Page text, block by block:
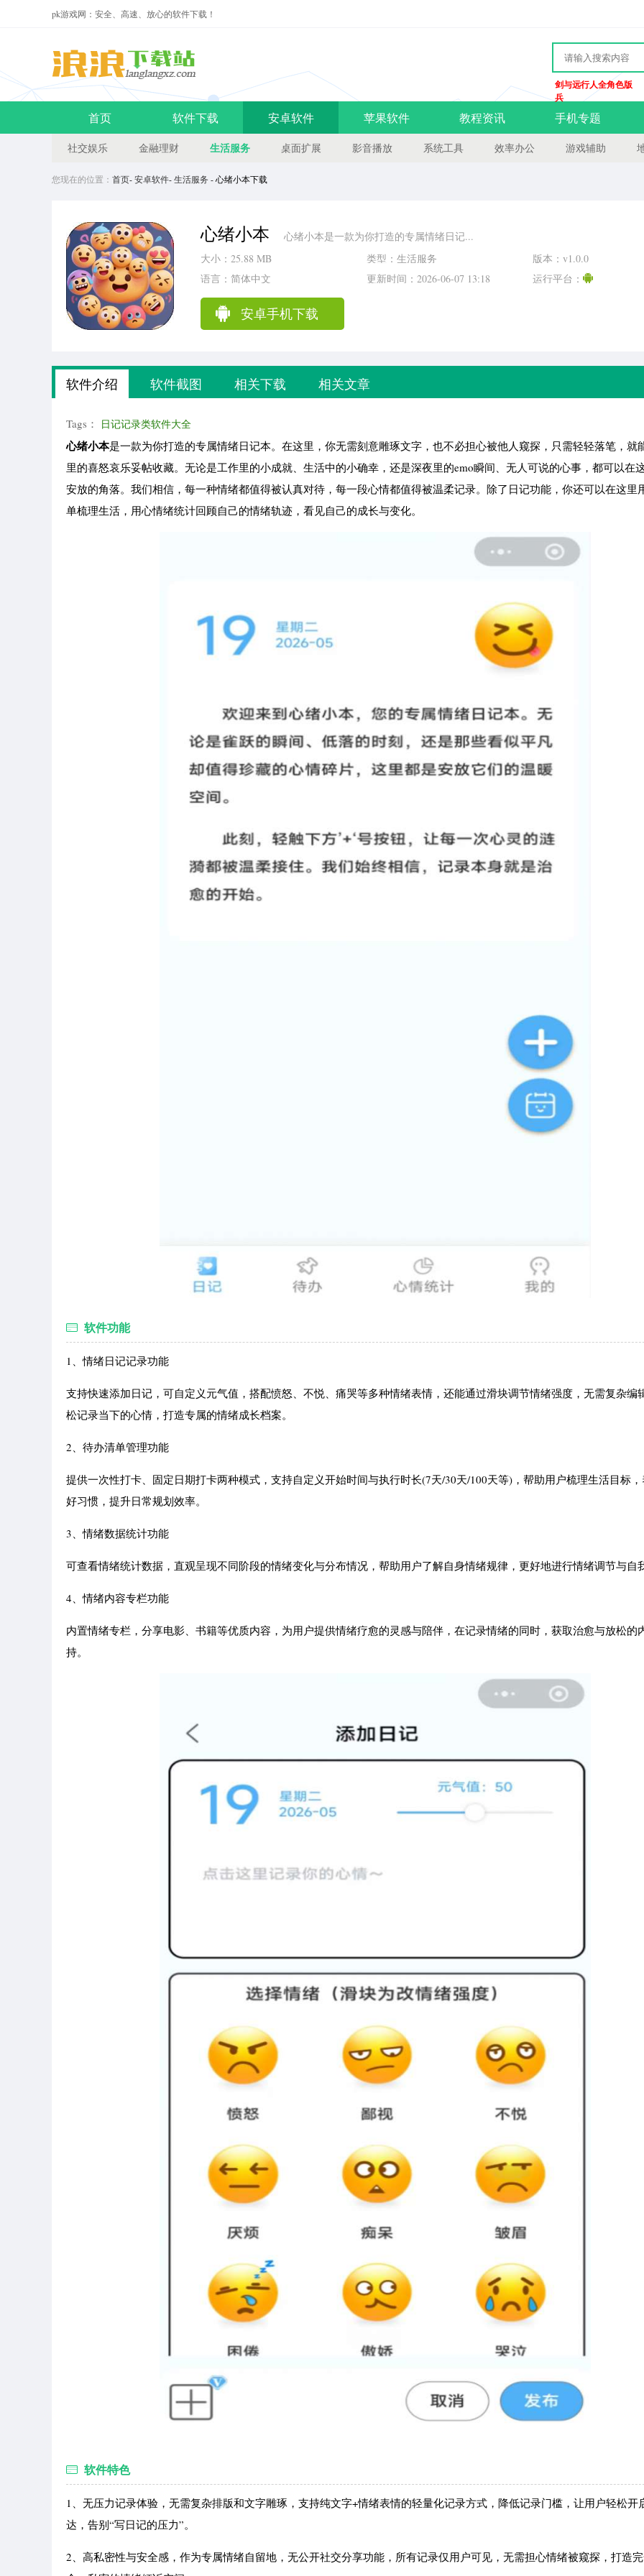
pk游戏网：安全、高速、放心的软件下载！
剑与远行人全角色版
兵
首页 软件下载 安卓软件 苹果软件 教程资讯 手机专题
社交娱乐 金融理财 生活服务 桌面扩展 影音播放 系统工具 效率办公 游戏辅助
您现在的位置： 首页-安卓软件-生活服务 - 心绪小本下载
心绪小本
心绪小本是一款为你打造的专属情绪日记...
大小：25.88 MB
类型：生活服务
版本：v1.0.0
语言：简体中文
更新时间：2026-06-07 13:18 运行平台：
安卓手机下载
软件介绍 软件截图 相关下载 相关文章
Tags： 日记记录类软件大全
心绪小本是一款为你打造的专属情绪日记本。在这里，你无需刻意雕琢文字，也不必担心被他人窥探，只需轻轻落笔，就
里的喜怒哀乐妥帖收藏。无论是工作里的小成就、生活中的小确幸，还是深夜里的emo瞬间、无人可说的心事，都可以在
安放的角落。我们相信，每一种情绪都值得被认真对待，每一段心情都值得被温柔记录。除了日记功能，你还可以在这里
单梳理生活，用心情绪统计回顾自己的情绪轨迹，看见自己的成长与变化。
软件功能
1、情绪日记记录功能
支持快速添加日记，可自定义元气值，搭配愤怒、不悦、痛哭等多种情绪表情，还能通过滑块调节情绪强度，无需复杂编
松记录当下的心情，打造专属的情绪成长档案。
2、待办清单管理功能
提供一次性打卡、固定日期打卡两种模式，支持自定义开始时间与执行时长(7天/30天/100天等)，帮助用户梳理生活目标
好习惯，提升日常规划效率。
3、情绪数据统计功能
可查看情绪统计数据，直观呈现不同阶段的情绪变化与分布情况，帮助用户了解自身情绪规律，更好地进行情绪调节与自
4、情绪内容专栏功能
内置情绪专栏，分享电影、书籍等优质内容，为用户提供情绪疗愈的灵感与陪伴，在记录情绪的同时，获取治愈与放松的
持。
软件特色
1、无压力记录体验，无需复杂排版和文字雕琢，支持纯文字+情绪表情的轻量化记录方式，降低记录门槛，让用户轻松开
达，告别“写日记的压力”。
2、高私密性与安全感，作为专属情绪自留地，无公开社交分享功能，所有记录仅用户可见，无需担心情绪被窥探，打造